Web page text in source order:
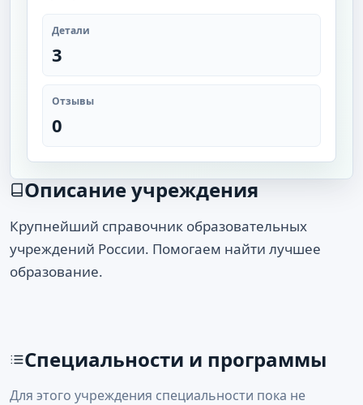
Детали
3
Отзывы
0
Описание учреждения
Крупнейший справочник образовательных
учреждений России. Помогаем найти лучшее
образование.
Специальности и программы
Для этого учреждения специальности пока не